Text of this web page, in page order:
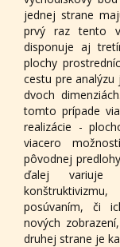
jednej strane
prvý raz tento
disponuje aj
plochy
cestu pre
dvoch
tomto prípade
realizácie -
viacero
pôvodnej
ďalej variuje
posúvaním, či
nových
druhej strane je